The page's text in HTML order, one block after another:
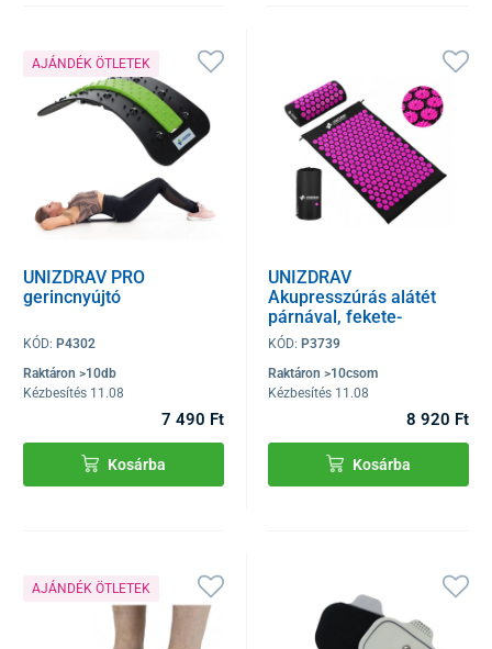
AJÁNDÉK ÖTLETEK
UNIZDRAV PRO
gerincnyújtó
KÓD: P4302
Raktáron >10db
Kézbesítés 11.08
7 490 Ft
Kosárba
UNIZDRAV
Akupresszúrás alátét
párnával, fekete-
rózsaszín
KÓD:P3739
Raktáron >10csom
Kézbesítés 11.08
8 920 Ft
Kosárba
AJÁNDÉK ÖTLETEK